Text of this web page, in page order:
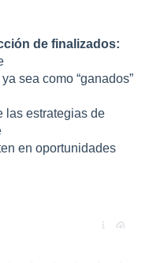
de finalizados:
sea como “ganados”
las estrategias de
en oportunidades